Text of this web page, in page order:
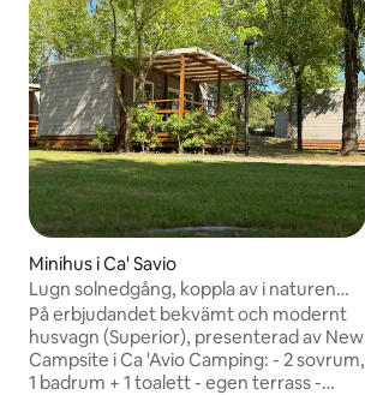
Minihus i Ca' Savio
Lugn solnedgång, koppla av i naturen
Ca'Savio
På erbjudandet bekvämt och modernt
husvagn (Superior), presenterad av New
Campsite i Ca 'Avio Camping: - 2 sovrum,
1 badrum + 1 toalett - egen terrass -